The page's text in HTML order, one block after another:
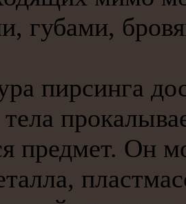
губами,
пирсинга
предмет. Он